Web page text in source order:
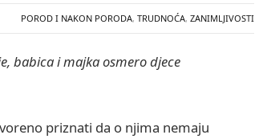
POROD I NAKON PORODA, TRUDNOĆA, ZANIMLJIVOSTI
babica i majka osmero djece
priznati da o njima nemaju